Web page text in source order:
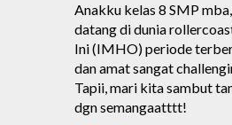
Anakku kelas 8 SMP
datang di dunia
Ini (IMHO) periode
dan amat sangat
Tapii, mari kita sambut
dgn semangaatttt!